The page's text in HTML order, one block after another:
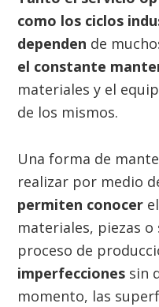
como los ciclos
dependen de
el constante
materiales y el
de los mismos.
Una forma de
realizar por medio
permiten conocer
materiales, piezas
proceso de
imperfecciones sin
momento, las